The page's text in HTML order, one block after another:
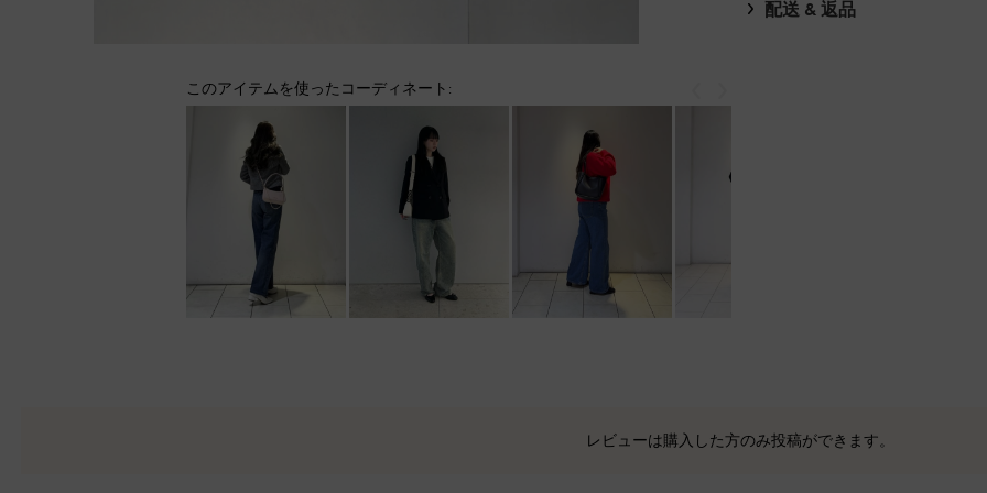
配送 & 返品
このアイテムを使ったコーディネート:
レビューは購入した方のみ投稿ができます。